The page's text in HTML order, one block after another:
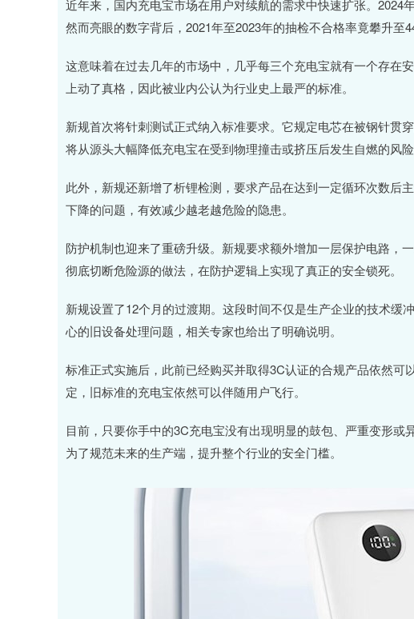
近年来，国内充电宝市场在用户对续航的需求中快速扩张。2024
然而亮眼的数字背后，2021年至2023年的抽检不合格率竟攀升至
这意味着在过去几年的市场中，几乎每三个充电宝就有一个存在
上动了真格，因此被业内公认为行业史上最严的标准。
新规首次将针刺测试正式纳入标准要求。它规定电芯在被钢针贯
将从源头大幅降低充电宝在受到物理撞击或挤压后发生自燃的风险
此外，新规还新增了析锂检测，要求产品在达到一定循环次数后
下降的问题，有效减少越老越危险的隐患。
防护机制也迎来了重磅升级。新规要求额外增加一层保护电路，
彻底切断危险源的做法，在防护逻辑上实现了真正的安全锁死。
新规设置了12个月的过渡期。这段时间不仅是生产企业的技术缓
心的旧设备处理问题，相关专家也给出了明确说明。
标准正式实施后，此前已经购买并取得3C认证的合规产品依然
定，旧标准的充电宝依然可以伴随用户飞行。
目前，只要你手中的3C充电宝没有出现明显的鼓包、严重变形
为了规范未来的生产端，提升整个行业的安全门槛。